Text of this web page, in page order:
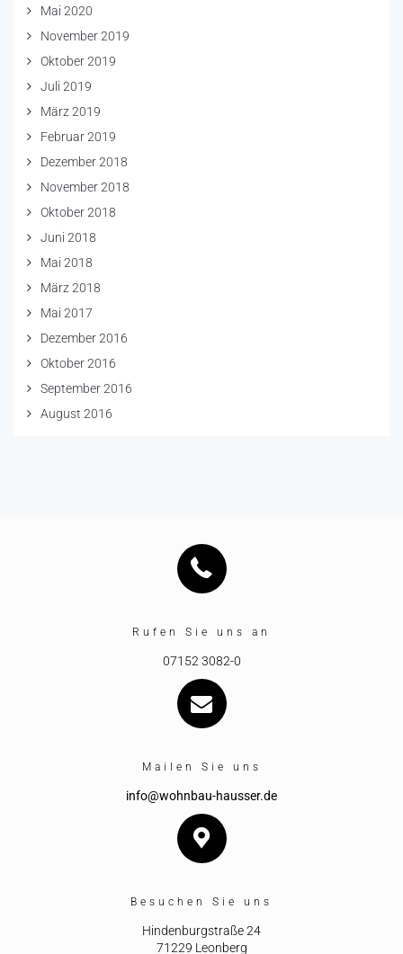
Mai 2020
November 2019
Oktober 2019
Juli 2019
März 2019
Februar 2019
Dezember 2018
November 2018
Oktober 2018
Juni 2018
Mai 2018
März 2018
Mai 2017
Dezember 2016
Oktober 2016
September 2016
August 2016
Rufen Sie uns an
07152 3082-0
Mailen Sie uns
info@wohnbau-hausser.de
Besuchen Sie uns
Hindenburgstraße 24
71229 Leonberg